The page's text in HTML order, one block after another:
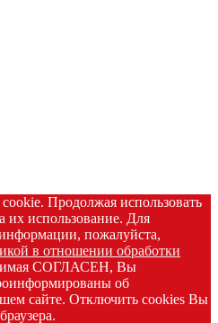
Продолжая использовать
их использование. Для
пожалуйста,
в отношении обработки
СОГЛАСЕН, Вы
об
сайте. Отключить cookies Вы